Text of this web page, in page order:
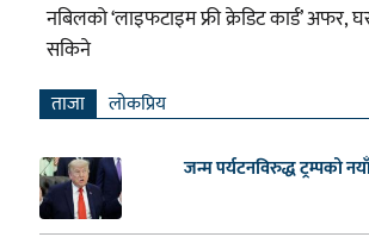
नबिलको ‘लाइफटाइम फ्री क्रेडिट कार्ड’ अफर,
सकिने
ताजा लाेकप्रिय
जन्म पर्यटनविरुद्ध ट्रम्पको